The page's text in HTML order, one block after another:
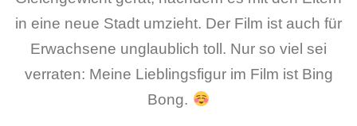
in eine neue Stadt umzieht. Der Film ist auch für
Erwachsene unglaublich toll. Nur so viel sei
verraten: Meine Lieblingsfigur im Film ist Bing
Bong.